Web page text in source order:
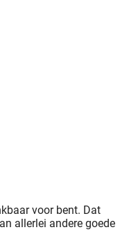
voor bent. Dat
allerlei andere goede